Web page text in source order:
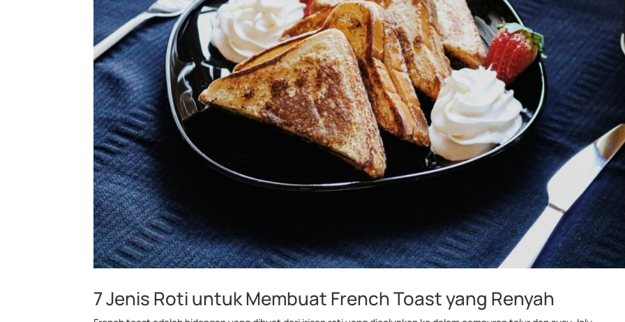
7 Jenis Roti untuk Membuat French Toast yang Renyah